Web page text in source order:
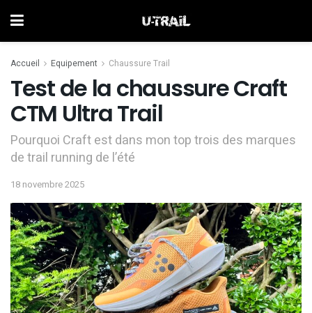
Accueil Equipement Chaussure Trail
Test de la chaussure Craft
CTM Ultra Trail
Pourquoi Craft est dans mon top trois des marques
de trail running de l’été
18 novembre 2025